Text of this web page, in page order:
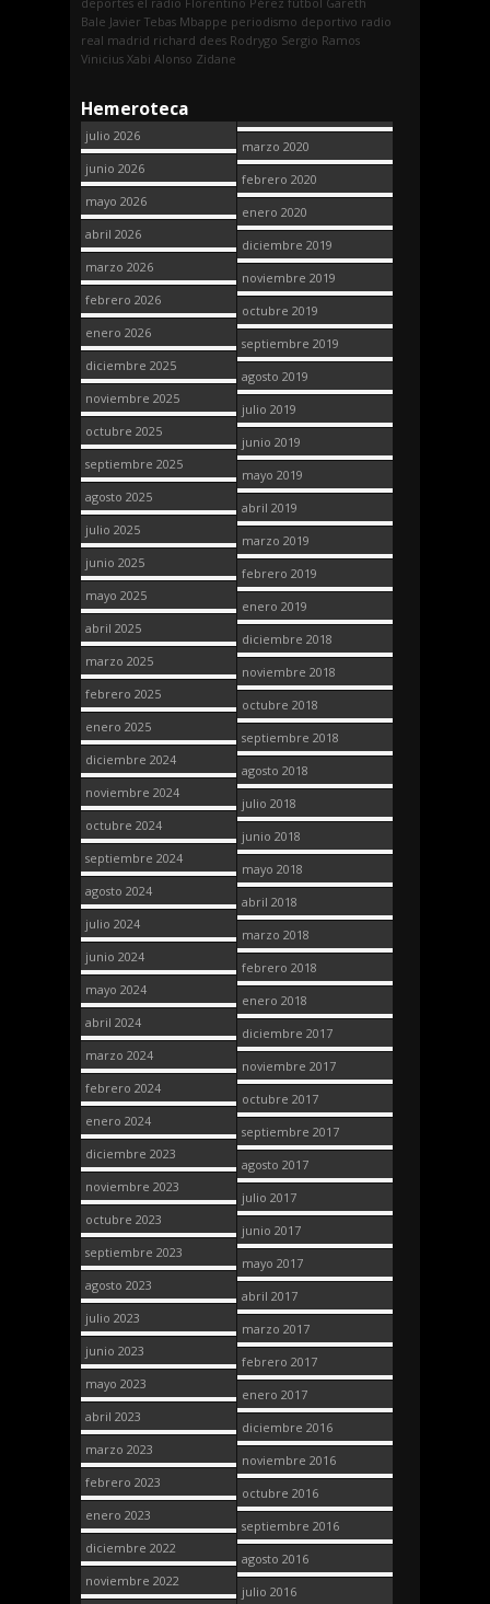
Bale Javier Tebas Mbappe periodismo deportivo radio
real madrid richard dees Rodrygo Sergio Ramos
Vinicius Xabi Alonso Zidane
Hemeroteca
julio 2026
junio 2026
mayo 2026
abril 2026
marzo 2026
febrero 2026
enero 2026
diciembre 2025
noviembre 2025
octubre 2025
septiembre 2025
agosto 2025
julio 2025
junio 2025
mayo 2025
abril 2025
marzo 2025
febrero 2025
enero 2025
diciembre 2024
noviembre 2024
octubre 2024
septiembre 2024
agosto 2024
julio 2024
junio 2024
mayo 2024
abril 2024
marzo 2024
febrero 2024
enero 2024
diciembre 2023
noviembre 2023
octubre 2023
septiembre 2023
agosto 2023
julio 2023
junio 2023
mayo 2023
abril 2023
marzo 2023
febrero 2023
enero 2023
diciembre 2022
noviembre 2022
marzo 2020
febrero 2020
enero 2020
diciembre 2019
noviembre 2019
octubre 2019
septiembre 2019
agosto 2019
julio 2019
junio 2019
mayo 2019
abril 2019
marzo 2019
febrero 2019
enero 2019
diciembre 2018
noviembre 2018
octubre 2018
septiembre 2018
agosto 2018
julio 2018
junio 2018
mayo 2018
abril 2018
marzo 2018
febrero 2018
enero 2018
diciembre 2017
noviembre 2017
octubre 2017
septiembre 2017
agosto 2017
julio 2017
junio 2017
mayo 2017
abril 2017
marzo 2017
febrero 2017
enero 2017
diciembre 2016
noviembre 2016
octubre 2016
septiembre 2016
agosto 2016
julio 2016